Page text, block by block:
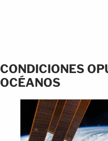
CONDICIONES
OCÉANOS